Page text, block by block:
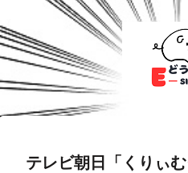
テレビ朝日「くりぃ